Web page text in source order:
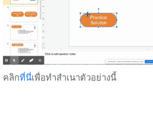
คลิกที่นี่เพื่อทำสำเนาตัวอย่างนี้